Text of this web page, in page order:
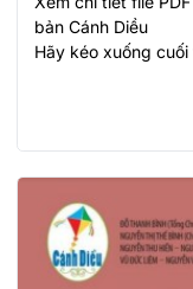
bản Cánh Diều
Hãy kéo xuống